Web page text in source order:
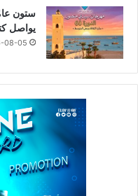
ستون
يواصل
08-05